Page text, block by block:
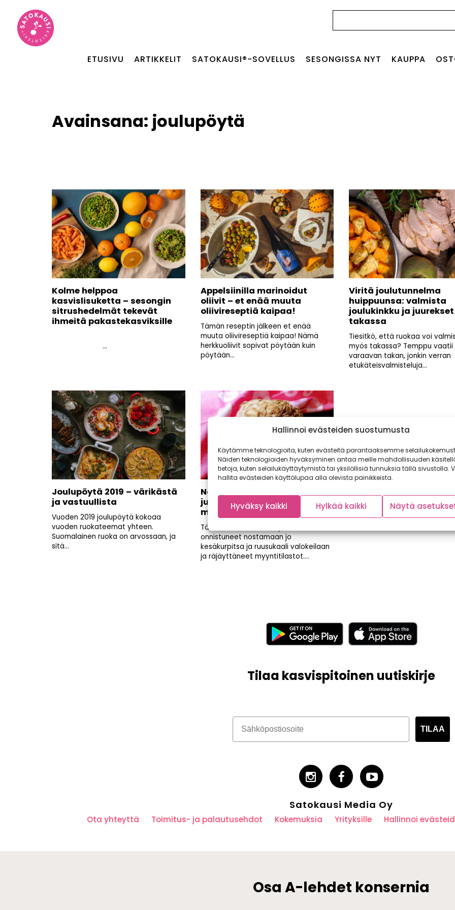
Hallinnoi evästeiden suostumusta
Käytämme teknologioita, kuten evästeitä parantaaksemme
Näiden teknologioiden hyväksyminen antaa meille mahdollisuuden
tietoja, kuten selailukäyttäytymistä tai yksilöllisiä tunnuksia tällä sivustolla.
hallita evästeiden käyttölupaa alla olevista painikkeista.
Hyväksy kaikki Hylkää kaikki Näytä
ETUSIVU ARTIKKELIT SATOKAUSI®-SOVELLUS SESONGISSA NYT KAUPPA
Avainsana: joulupöytä
Kolme helppoa
kasvislisuketta – sesongin
sitrushedelmät tekevät
ihmeitä pakastekasviksille
...
Appelsiinilla marinoidut
oliivit – et enää muuta
oliivireseptiä kaipaa!
Tämän reseptin jälkeen et enää
muuta oliivireseptiä kaipaa! Nämä
herkkuoliivit sopivat pöytään kuin
pöytään...
Viritä joulutunnelma
huippuunsa: valmista
joulukinkku ja juurekset
takassa
Tiesitkö, että ruokaa voi
myös takassa? Temppu vaatii
varaavan takan, jonkin verran
etukäteisvalmisteluja...
Joulupöytä 2019 – värikästä
ja vastuullista
Vuoden 2019 joulupöytä kokoaa
vuoden ruokateemat yhteen.
Suomalainen ruoka on arvossaan, ja
sitä...
Nappaa tämä aliarvostettu
juures joulupöytään – muista
mukulaselleri!
Tänä vuonna olemme yhdessä
onnistuneet nostamaan jo
kesäkurpitsa ja ruusukaali valokeilaan
ja räjäyttäneet myyntitilastot....
Tilaa kasvispitoinen uutiskirje
TILAA
Satokausi Media Oy
Ota yhteyttä Toimitus- ja palautusehdot Kokemuksia Yrityksille Hallinnoi
Osa A-lehdet konsernia